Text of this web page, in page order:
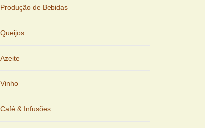
Produção de Bebidas
Queijos
Azeite
Vinho
Café & Infusões